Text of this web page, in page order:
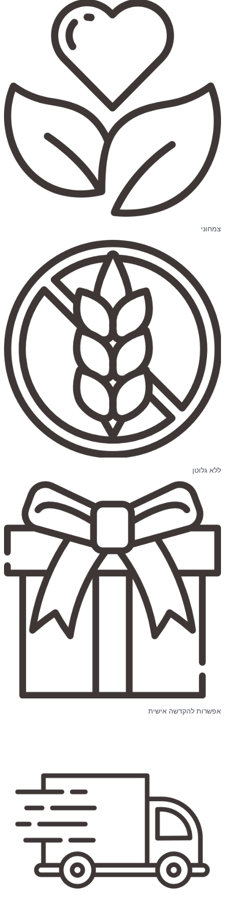
צמחוני
ללא גלוטן
אפשרות להקדשה אישית